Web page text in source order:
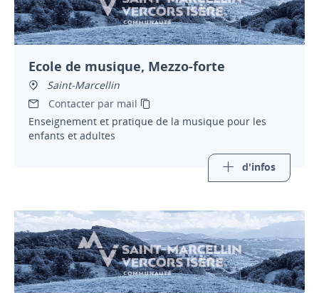
Ecole de musique, Mezzo-forte
Saint-Marcellin
Contacter par mail
Enseignement et pratique de la musique pour les
enfants et adultes
d'infos